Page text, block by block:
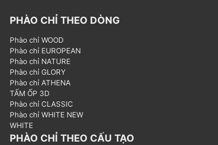
PHÀO CHỈ THEO DÒNG
Phào chỉ WOOD
Phào chỉ EUROPEAN
Phào chỉ NATURE
Phào chỉ GLORY
Phào chỉ ATHENA
TẤM ỐP 3D
Phào chỉ CLASSIC
Phào chỉ WHITE NEW
WHITE
PHÀO CHỈ THEO CẤU TẠO